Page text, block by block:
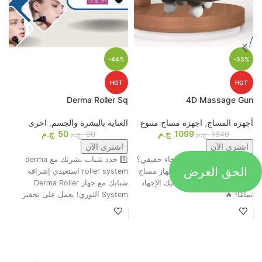
-33%
HOT
4D Massage Gun
أجهزة المساج, اجهزة مساج متنوع
1649 ج.م 1099 ج.م
اشترى الآن
جاهز تحول التعب لاسترخاء حقيقي؟
😍💆‍♂️ وأخيرًا، وصل أقوى جهاز مساج
رباعي الرؤوس اللي هينسيك الإجهاد
تمامًا! 🔥
-44%
HOT
Derma Roller Sq
العناية بالبشرة والجسم, اخرى
90 ج.م 50 ج.م
اشترى الآن
1️⃣ جدد شباب بشرتك مع derma
roller system استعيدي إشراقة
شبابكِ مع جهاز Derma Roller
System الثوري! يعمل على تحفيز
الحق العرض